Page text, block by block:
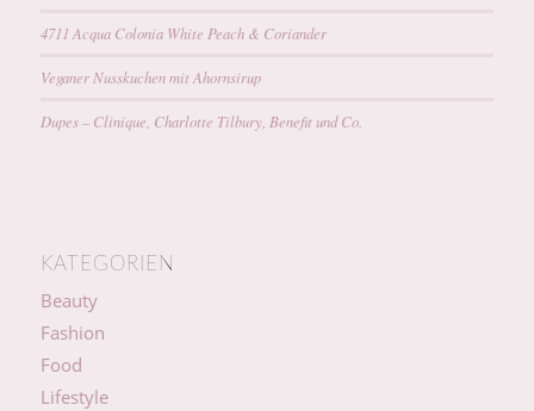
4711 Acqua Colonia White Peach & Coriander
Veganer Nusskuchen mit Ahornsirup
Dupes – Clinique, Charlotte Tilbury, Benefit und Co.
KATEGORIEN
Beauty
Fashion
Food
Lifestyle